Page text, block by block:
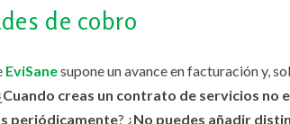
de cobro
EviSanesupone un avance en facturación y,
Cuando creas un contrato de servicios no
periódicamente? ¿No puedes añadir